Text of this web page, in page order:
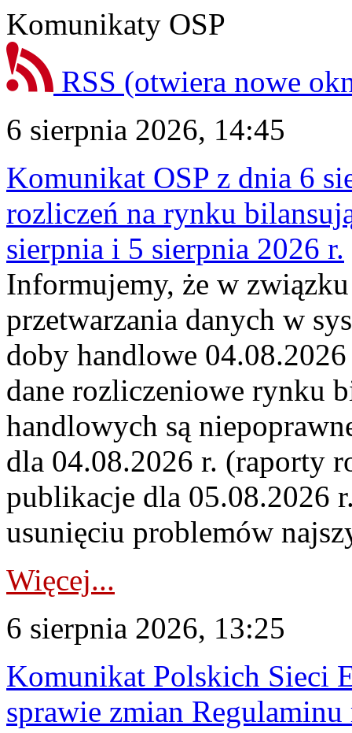
Komunikaty OSP
RSS (otwiera nowe
6 sierpnia 2026, 14:45
Komunikat OSP z dnia 6
rozliczeń na rynku
sierpnia i 5 sierpnia 2026 r.
Informujemy, że w
przetwarzania danych w
doby handlowe
dane rozliczeniowe rynku
handlowych są
dla 04.08.2026 r. (raporty
publikacje dla 05.08.2026
usunięciu problemów
Więcej...
6 sierpnia 2026, 13:25
Komunikat Polskich Sieci
sprawie zmian